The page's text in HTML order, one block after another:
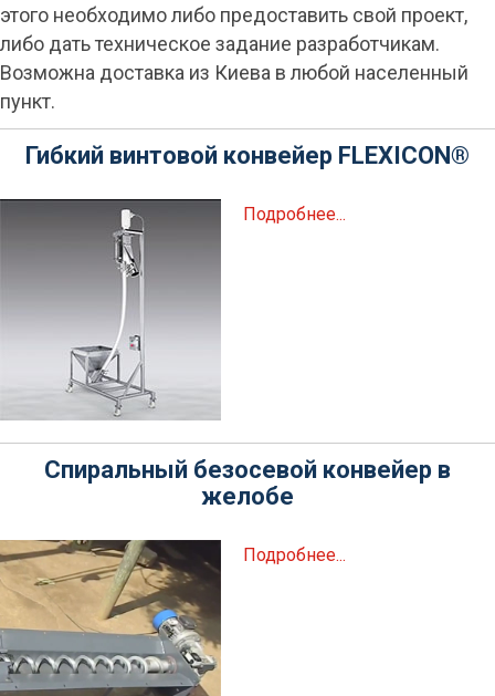
этого необходимо либо предоставить свой проект,
либо дать техническое задание разработчикам.
Возможна доставка из Киева в любой населенный
пункт.
Гибкий винтовой конвейер FLEXICON®
Подробнее...
Спиральный безосевой конвейер в
желобе
Подробнее...